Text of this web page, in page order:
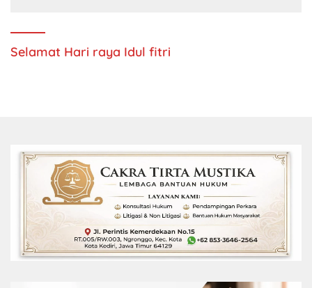
Selamat Hari raya Idul fitri